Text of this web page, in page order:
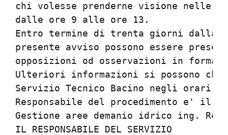
chi volesse prenderne visione
dalle ore
Entro termine di trenta
presente avviso possono
opposizioni od
Ulteriori informazioni si
Servizio Tecnico
Responsabile del
Gestione aree demanio
IL